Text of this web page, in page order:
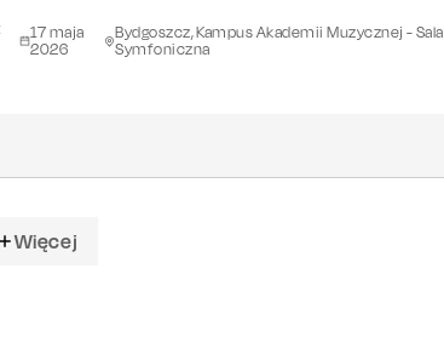
17 maja
2026
Bydgoszcz, Kampus Akademii Muzycznej - Sala
Symfoniczna
Więcej